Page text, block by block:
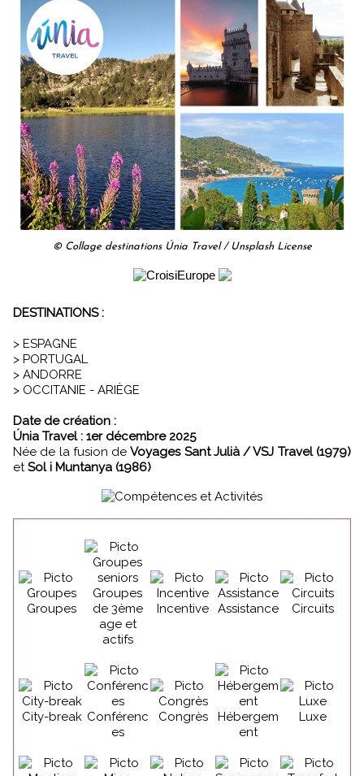
© Collage destinations Únia Travel / Unsplash License
DESTINATIONS :
> ESPAGNE
> PORTUGAL
> ANDORRE
> OCCITANIE - ARIÈGE
Date de création :
Únia Travel : 1er décembre 2025
Née de la fusion deVoyages Sant Julià / VSJ Travel (1979)
et Sol i Muntanya (1986)
Groupes
Groupes
de 3ème
age et
actifs
Incentive Assistance Circuits
City-break Conférenc
es
Congrès
Hébergem
ent
Luxe